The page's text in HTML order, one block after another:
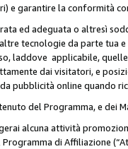
e garantire la conformità
ed adeguata o altresì
tecnologie da parte tua
laddove applicabile,
dai visitatori, e
pubblicità online quando
del Programma, e dei
alcuna attività
di Affiliazione